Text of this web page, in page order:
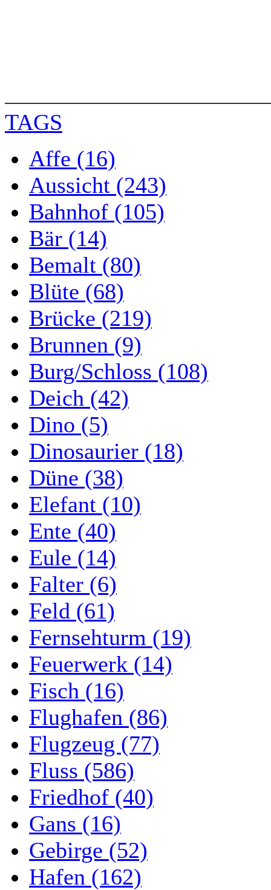
TAGS
Affe (16)
Aussicht (243)
Bahnhof (105)
Bär (14)
Bemalt (80)
Blüte (68)
Brücke (219)
Brunnen (9)
Burg/Schloss (108)
Deich (42)
Dino (5)
Dinosaurier (18)
Düne (38)
Elefant (10)
Ente (40)
Eule (14)
Falter (6)
Feld (61)
Fernsehturm (19)
Feuerwerk (14)
Fisch (16)
Flughafen (86)
Flugzeug (77)
Fluss (586)
Friedhof (40)
Gans (16)
Gebirge (52)
Hafen (162)